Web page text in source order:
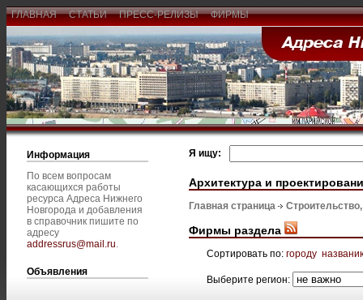
ГЛАВНАЯ СТАТЬИ ПРЕСС-РЕЛИЗЫ ФИРМЫ
Информация
По всем вопросам
касающихся работы
ресурса Адреса Нижнего
Новгорода и добавления
в справочник пишите по
адресу
addressrus@mail.ru.
Объявления
Я ищу:
Архитектура и
Главная страница
Фирмы раздела
Сортировать по: городу
Выберите регион: